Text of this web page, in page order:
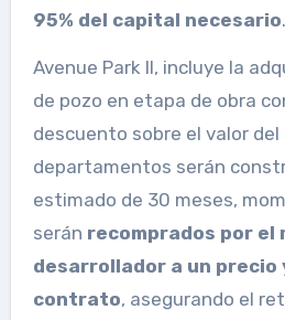
95% del capital necesario.
Avenue Park II, incluye la
de pozo en etapa de obra
descuento sobre el valor
departamentos serán
estimado de 30 meses,
serán recomprados por el
desarrollador a un precio
contrato, asegurando el